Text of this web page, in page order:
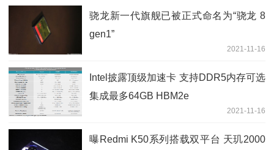
骁龙新一代旗舰已被正式命名为“骁龙 8
gen1”
2021-11-16
Intel披露顶级加速卡 支持DDR5内存可选
集成最多64GB HBM2e
2021-11-16
曝Redmi K50系列搭载双平台 天玑2000